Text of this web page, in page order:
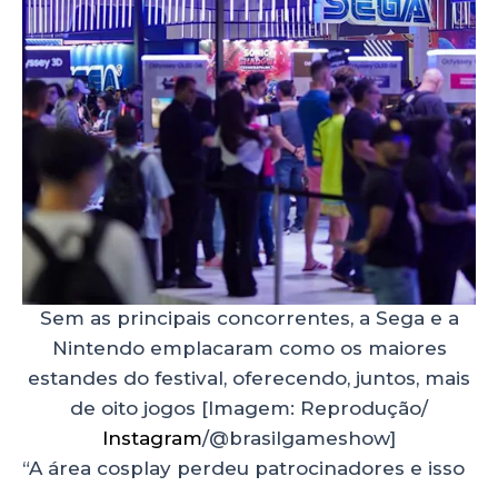
Sem as principais concorrentes, a Sega e a
Nintendo emplacaram como os maiores
estandes do festival, oferecendo, juntos, mais
de oito jogos [Imagem: Reprodução/
Instagram/@brasilgameshow]
“A área cosplay perdeu patrocinadores e isso